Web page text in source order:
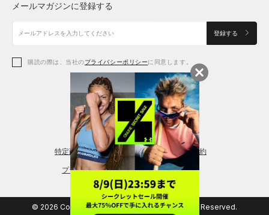
アクセサリー
アクセサリー
シューズ
アクセサリー
レギンス＆タイツ
シューズ
メールマガジンに登録する
登録する
購読の際は、当社のプライバシーポリシーに同意します。
特定商取引法に基づく通販の表記 会員規約
プライバシーポリシー
© 2026 Copyright DOME Corporation. All Rights Reserved.